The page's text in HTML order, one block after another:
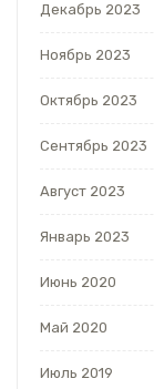
Декабрь 2023
Ноябрь 2023
Октябрь 2023
Сентябрь 2023
Август 2023
Январь 2023
Июнь 2020
Май 2020
Июль 2019